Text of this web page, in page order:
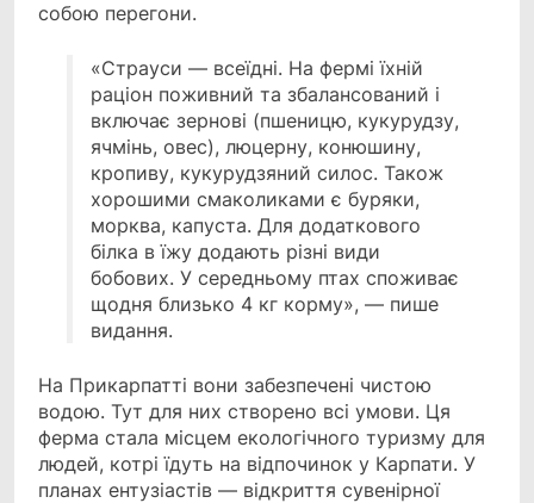
собою перего­ни.
«Страуси — всеїдні. На фермі їхній
раціон поживний та збалансований і
включає зернові (пшеницю, кукурудзу,
ячмінь, овес), люцерну, конюшину,
кро­пиву, кукурудзяний силос. Також
хоро­шими смаколиками є буряки,
морква, капуста. Для додаткового
білка в їжу додають різні види
бобових. У серед­ньому птах споживає
щодня близько 4 кг корму», — пише
видання.
На Прикар­патті вони забезпечені чистою
водою. Тут для них створено всі умови. Ця
ферма стала місцем екологічного туризму для
лю­дей, котрі їдуть на відпочинок у Кар­пати. У
планах ентузіастів — відкриття сувенірної